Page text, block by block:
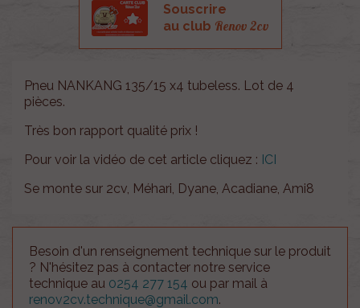
Souscrire
au club Renov 2cv
Pneu NANKANG 135/15 x4 tubeless. Lot de 4
pièces.
Très bon rapport qualité prix !
Pour voir la vidéo de cet article cliquez : ICI
Se monte sur 2cv, Méhari, Dyane, Acadiane, Ami8
Besoin d'un renseignement technique sur le produit
? N'hésitez pas à contacter notre service
technique au 0254 277 154 ou par mail à
renov2cv.technique@gmail.com.